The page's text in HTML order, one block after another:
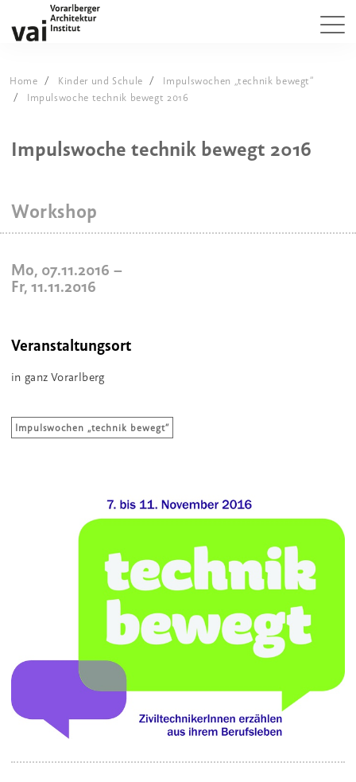
Home Kinder und Schule
Impulswochen „technik bewegt“
Impulswoche technik bewegt 2016
Impulswoche technik bewegt 2016
Workshop
Mo, 07.11.2016 –
Fr, 11.11.2016
Veranstaltungsort
in ganz Vorarlberg
Impulswochen „technik bewegt“